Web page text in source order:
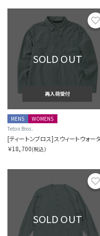
SOLD OUT
再入荷受付
MENS
WOMENS
Teton Bros.
￥18,700(税込)
SOLD OUT